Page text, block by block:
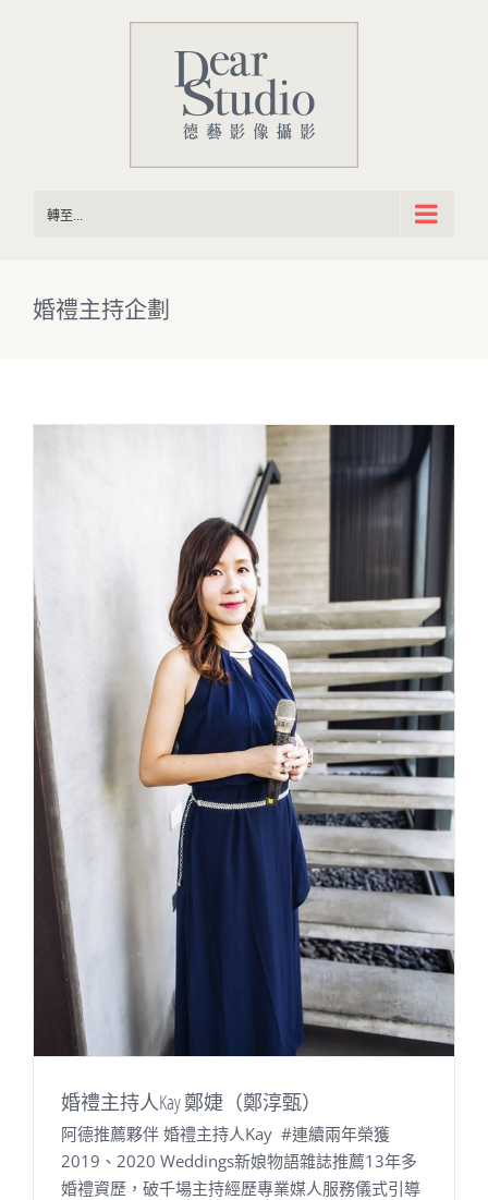
轉至...
婚禮主持企劃
婚禮主持人Kay 鄭婕（鄭淳甄）
阿德推薦夥伴 婚禮主持人Kay #連續兩年榮獲
2019、2020 Weddings新娘物語雜誌推薦13年多
婚禮資歷，破千場主持經歷專業媒人服務儀式引導